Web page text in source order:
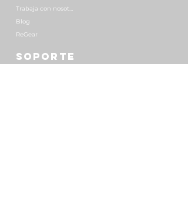
Trabaja con nosotros
Blog
ReGear
SOPORTE